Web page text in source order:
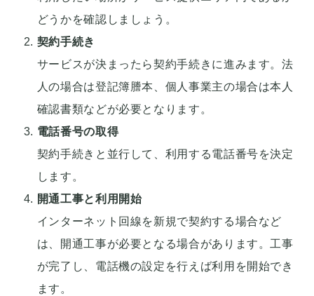
どうかを確認しましょう。
契約手続き
サービスが決まったら契約手続きに進みます。法
人の場合は登記簿謄本、個人事業主の場合は本人
確認書類などが必要となります。
電話番号の取得
契約手続きと並行して、利用する電話番号を決定
します。
開通工事と利用開始
インターネット回線を新規で契約する場合など
は、開通工事が必要となる場合があります。工事
が完了し、電話機の設定を行えば利用を開始でき
ます。